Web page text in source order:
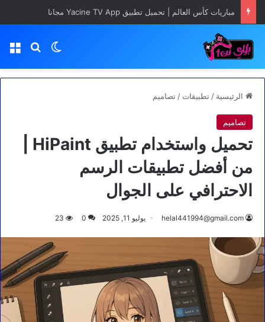
مباريات كأس العالم | تحميل تطبيق Yacine TV App مجانا
بحثالوضع
الرئيسية / تطبيقات / تصاميم
تصاميم
من أفضل تطبيقات الرسم
الاحترافي على الجوال
helal441994@gmail.com يوليو 11, 2025 0
23